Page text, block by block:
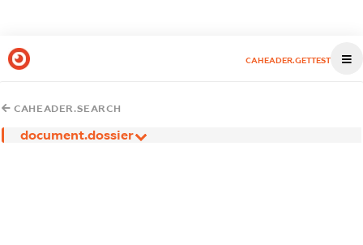
CAHEADER.GETTEST
CAHEADER.SEARCH
document.dossier